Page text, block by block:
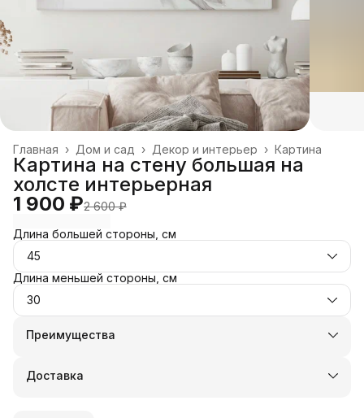
Картина
Декор и интерьер ›
Дом и сад ›
Главная ›
Картина на стену большая на
холсте интерьерная
1 900 ₽2 600 ₽
Длина большей стороны, см
45
Длина меньшей стороны, см
30
Преимущества
Оплата частями в Сплит
Удобный возврат
Доставка